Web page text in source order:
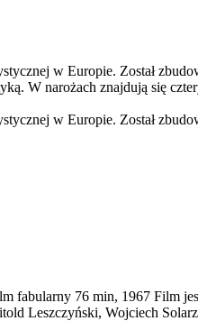
w Europie. Został
W narożach znajdują się
w Europie. Został
76 min, 1967 Film
Leszczyński, Wojciech